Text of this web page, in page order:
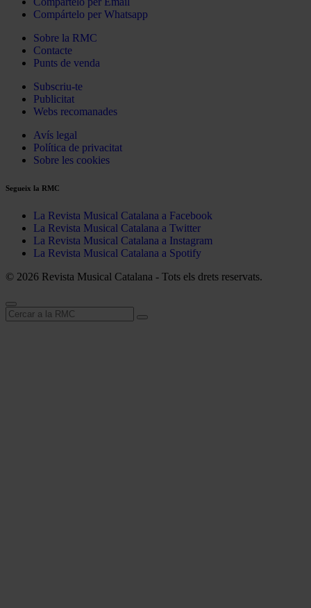
Compártelo per Whatsapp
Sobre la RMC
Contacte
Punts de venda
Subscriu-te
Publicitat
Webs recomanades
Avís legal
Política de privacitat
Sobre les cookies
Segueix la RMC
La Revista Musical Catalana a Facebook
La Revista Musical Catalana a Twitter
La Revista Musical Catalana a Instagram
La Revista Musical Catalana a Spotify
© 2026 Revista Musical Catalana - Tots els drets reservats.
Cerca